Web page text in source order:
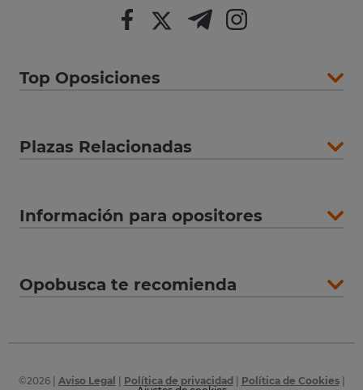
Top Oposiciones
Plazas Relacionadas
Información para opositores
Opobusca te recomienda
©2026| Aviso Legal Política de privacidad Política de Cookies|